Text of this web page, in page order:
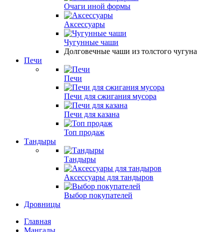
Очаги иной формы
Аксессуары
Чугунные чаши
Долговечные чаши из толстого чугуна
Печи
Печи
Печи для сжигания мусора
Печи для казана
Топ продаж
Тандыры
Тандыры
Аксессуары для тандыров
Выбор покупателей
Дровницы
Главная
Мангалы